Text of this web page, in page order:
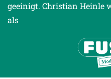
geeinigt. Christian Heinle
als